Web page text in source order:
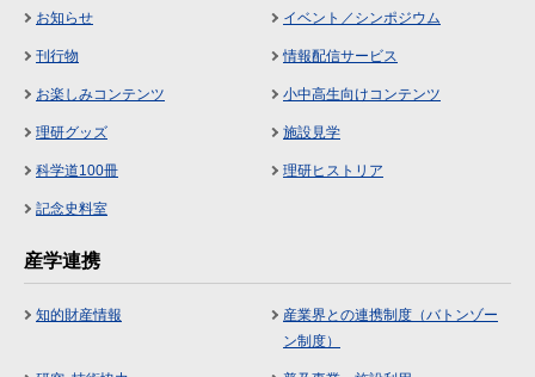
お知らせ イベント／シンポジウム
刊行物 情報配信サービス
お楽しみコンテンツ 小中高生向けコンテンツ
理研グッズ 施設見学
科学道100冊 理研ヒストリア
記念史料室
産学連携
知的財産情報
産業界との連携制度（バトンゾー
ン制度）